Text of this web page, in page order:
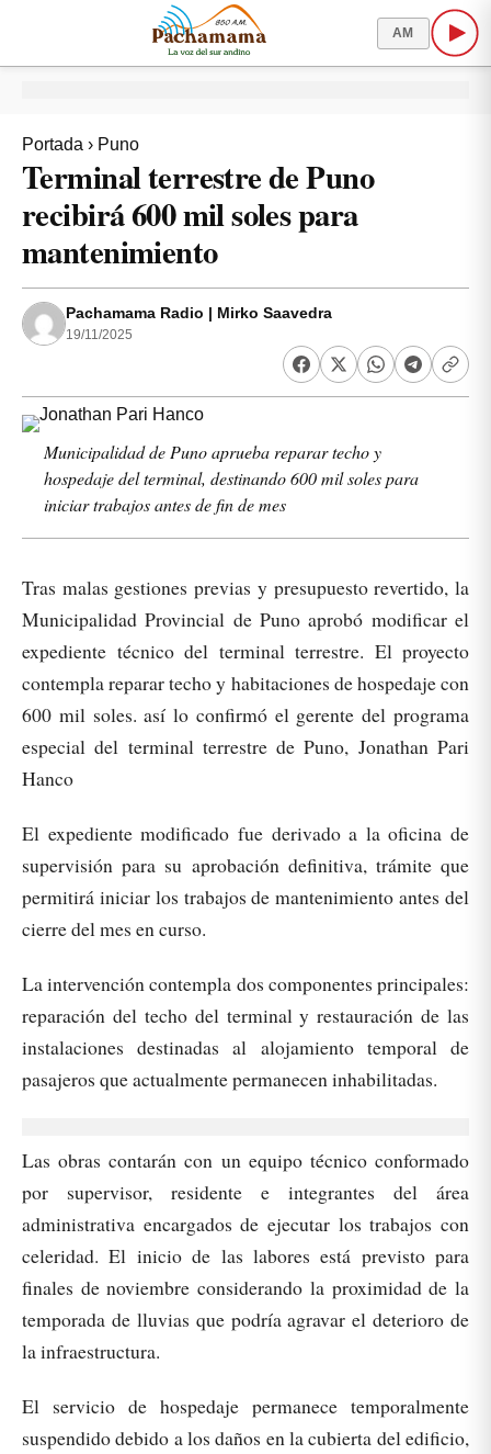
AM
Portada › Puno
Terminal terrestre de Puno
recibirá 600 mil soles para
mantenimiento
Pachamama Radio | Mirko Saavedra
19/11/2025
Municipalidad de Puno aprueba reparar techo y
hospedaje del terminal, destinando 600 mil soles para
iniciar trabajos antes de fin de mes
Tras malas gestiones previas y presupuesto revertido, la
Municipalidad Provincial de Puno aprobó modificar el
expediente técnico del terminal terrestre. El proyecto
contempla reparar techo y habitaciones de hospedaje con
600 mil soles. así lo confirmó el gerente del programa
especial del terminal terrestre de Puno, Jonathan Pari
Hanco
El expediente modificado fue derivado a la oficina de
supervisión para su aprobación definitiva, trámite que
permitirá iniciar los trabajos de mantenimiento antes del
cierre del mes en curso.
La intervención contempla dos componentes principales:
reparación del techo del terminal y restauración de las
instalaciones destinadas al alojamiento temporal de
pasajeros que actualmente permanecen inhabilitadas.
Las obras contarán con un equipo técnico conformado
por supervisor, residente e integrantes del área
administrativa encargados de ejecutar los trabajos con
celeridad. El inicio de las labores está previsto para
finales de noviembre considerando la proximidad de la
temporada de lluvias que podría agravar el deterioro de
la infraestructura.
El servicio de hospedaje permanece temporalmente
suspendido debido a los daños en la cubierta del edificio,